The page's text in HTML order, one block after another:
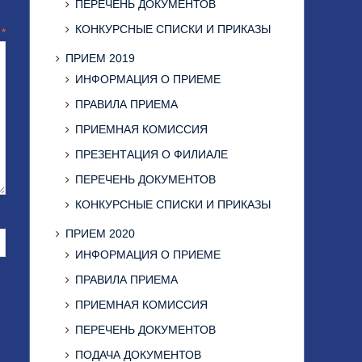
*
ПЕРЕЧЕНЬ ДОКУМЕНТОВ
КОНКУРСНЫЕ СПИСКИ И ПРИКАЗЫ
ПРИЕМ 2019
ИНФОРМАЦИЯ О ПРИЕМЕ
ПРАВИЛА ПРИЕМА
ПРИЕМНАЯ КОМИССИЯ
ПРЕЗЕНТАЦИЯ О ФИЛИАЛЕ
ПЕРЕЧЕНЬ ДОКУМЕНТОВ
КОНКУРСНЫЕ СПИСКИ И ПРИКАЗЫ
ПРИЕМ 2020
ИНФОРМАЦИЯ О ПРИЕМЕ
ПРАВИЛА ПРИЕМА
ПРИЕМНАЯ КОМИССИЯ
ПЕРЕЧЕНЬ ДОКУМЕНТОВ
ПОДАЧА ДОКУМЕНТОВ